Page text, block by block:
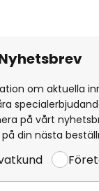
om aktuella
på vårt
på din nästa